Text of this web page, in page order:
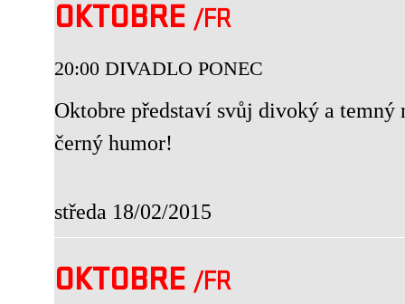
OKTOBRE /FR
20:00 DIVADLO PONEC
Oktobre představí svůj divoký a
černý humor!
středa 18/02/2015
OKTOBRE /FR